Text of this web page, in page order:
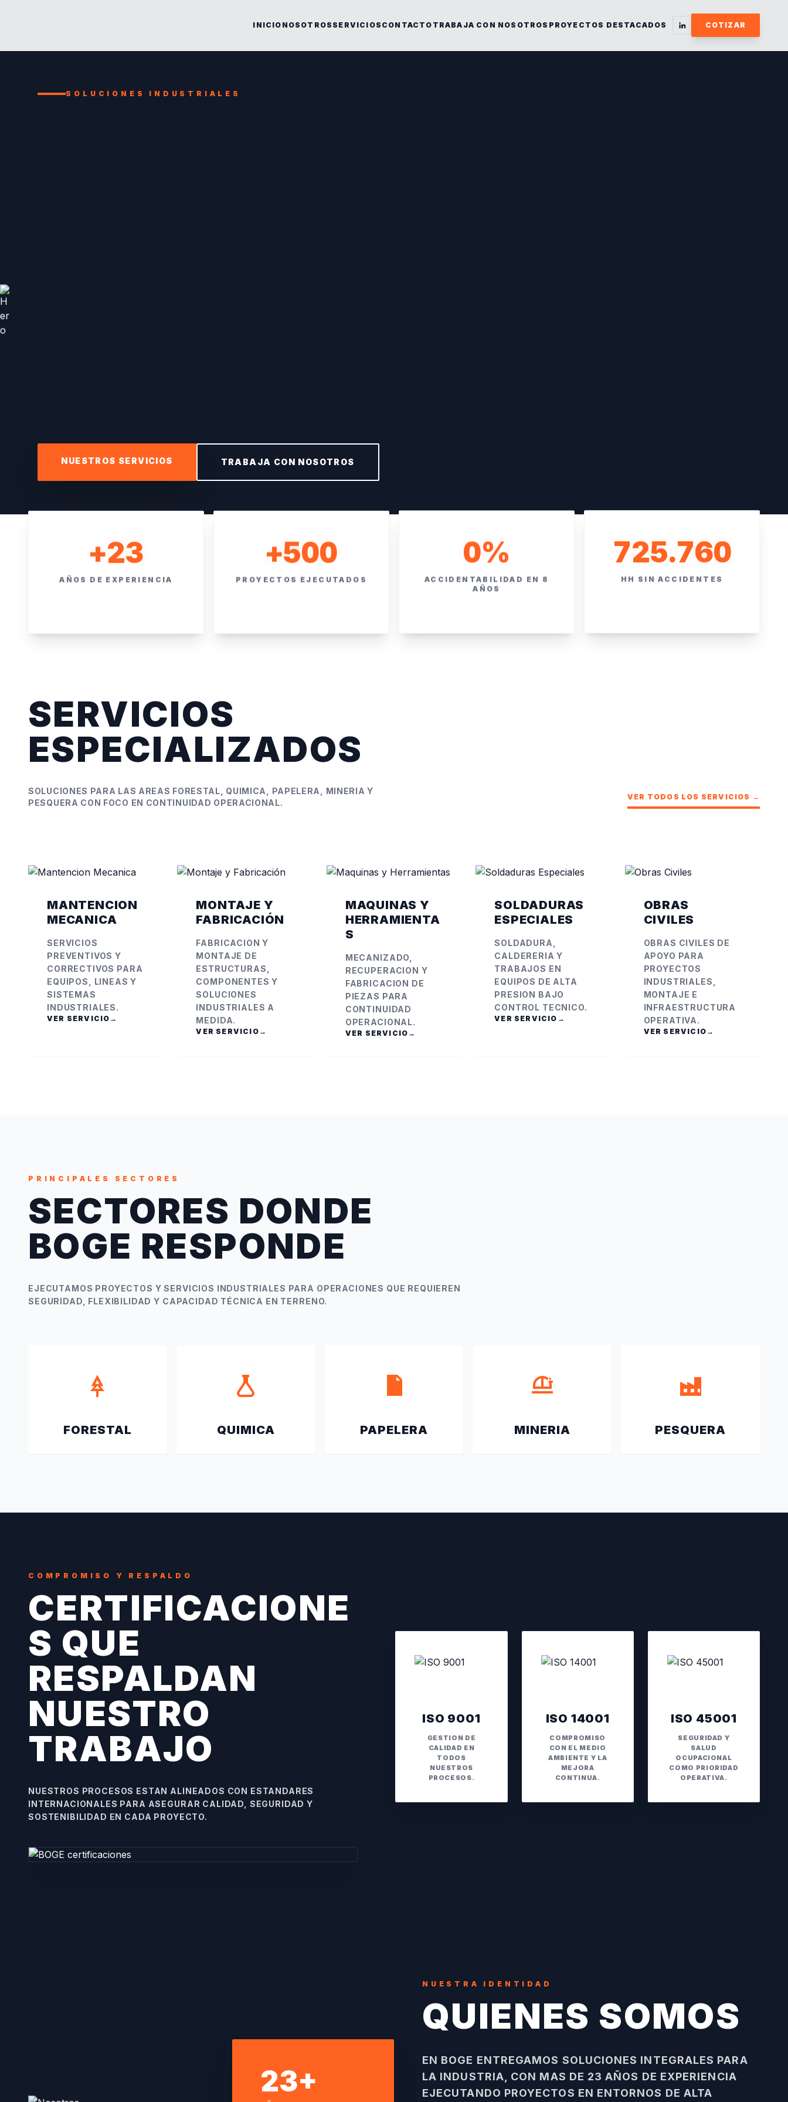
INICIO NOSOTROS SERVICIOS CONTACTO TRABAJA CON NOSOTROS PROYECTOS DESTACADOS COTIZAR
SOLUCIONES INDUSTRIALES
NUESTROS SERVICIOS TRABAJA CON NOSOTROS
+23
AÑOS DE EXPERIENCIA
+500
PROYECTOS EJECUTADOS
0%
ACCIDENTABILIDAD EN 8
AÑOS
725.760
HH SIN ACCIDENTES
SERVICIOS
ESPECIALIZADOS
SOLUCIONES PARA LAS AREAS FORESTAL, QUIMICA, PAPELERA, MINERIA Y
PESQUERA CON FOCO EN CONTINUIDAD OPERACIONAL.
VER TODOS LOS SERVICIOS →
MANTENCION
MECANICA
SERVICIOS
PREVENTIVOS Y
CORRECTIVOS PARA
EQUIPOS, LINEAS Y
SISTEMAS
INDUSTRIALES.
VER SERVICIO →
MONTAJE Y
FABRICACIÓN
FABRICACION Y
MONTAJE DE
ESTRUCTURAS,
COMPONENTES Y
SOLUCIONES
INDUSTRIALES A
MEDIDA.
VER SERVICIO →
MAQUINAS Y
HERRAMIENTA
S
MECANIZADO,
RECUPERACION Y
FABRICACION DE
PIEZAS PARA
CONTINUIDAD
OPERACIONAL.
VER SERVICIO →
SOLDADURAS
ESPECIALES
SOLDADURA,
CALDERERIA Y
TRABAJOS EN
EQUIPOS DE ALTA
PRESION BAJO
CONTROL TECNICO.
VER SERVICIO →
OBRAS
CIVILES
OBRAS CIVILES DE
APOYO PARA
PROYECTOS
INDUSTRIALES,
MONTAJE E
INFRAESTRUCTURA
OPERATIVA.
VER SERVICIO →
PRINCIPALES SECTORES
SECTORES DONDE
BOGE RESPONDE
EJECUTAMOS PROYECTOS Y SERVICIOS INDUSTRIALES PARA OPERACIONES QUE REQUIEREN
SEGURIDAD, FLEXIBILIDAD Y CAPACIDAD TÉCNICA EN TERRENO.
FORESTAL QUIMICA PAPELERA MINERIA PESQUERA
COMPROMISO Y RESPALDO
CERTIFICACIONE
S QUE
RESPALDAN
NUESTRO
TRABAJO
NUESTROS PROCESOS ESTAN ALINEADOS CON ESTANDARES
INTERNACIONALES PARA ASEGURAR CALIDAD, SEGURIDAD Y
SOSTENIBILIDAD EN CADA PROYECTO.
ISO 9001
GESTION DE
CALIDAD EN
TODOS
NUESTROS
PROCESOS.
ISO 14001
COMPROMISO
CON EL MEDIO
AMBIENTE Y LA
MEJORA
CONTINUA.
ISO 45001
SEGURIDAD Y
SALUD
OCUPACIONAL
COMO PRIORIDAD
OPERATIVA.
23+
NUESTRA IDENTIDAD
QUIENES SOMOS
EN BOGE ENTREGAMOS SOLUCIONES INTEGRALES PARA
LA INDUSTRIA, CON MAS DE 23 AÑOS DE EXPERIENCIA
EJECUTANDO PROYECTOS EN ENTORNOS DE ALTA